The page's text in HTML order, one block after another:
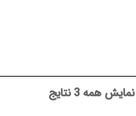
نمایش همه 3 نتایج